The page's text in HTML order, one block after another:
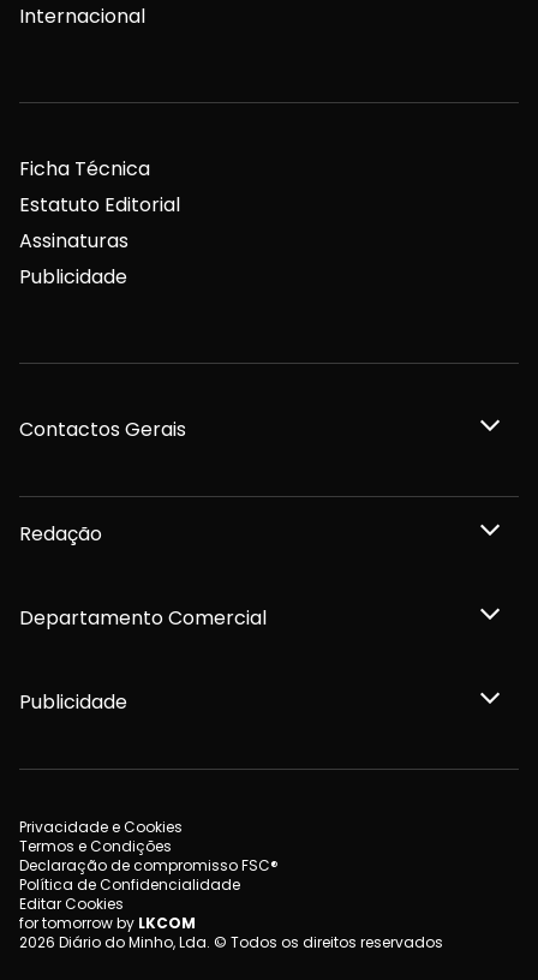
Internacional
Ficha Técnica
Estatuto Editorial
Assinaturas
Publicidade
Contactos Gerais
Redação
Departamento Comercial
Publicidade
Privacidade e Cookies
Termos e Condições
Declaração de compromisso FSC®
Política de Confidencialidade
Editar Cookies
for tomorrow by LKCOM
2026 Diário do Minho, Lda. © Todos os direitos reservados